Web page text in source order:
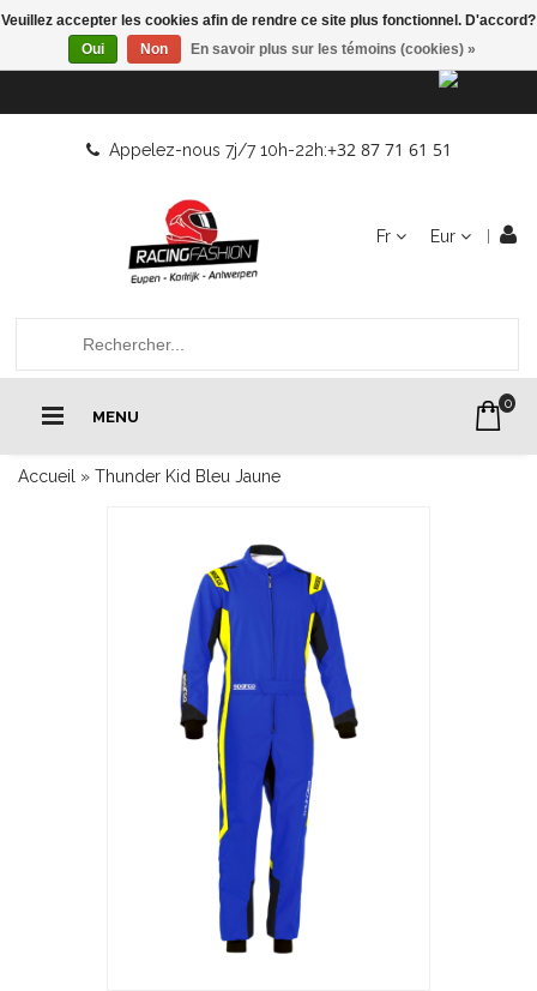
Appelez-nous 7j/7 10h-22h:+32 87 71 61 51
Fr Eur
MENU
0
Accueil » Thunder Kid Bleu Jaune
Veuillez accepter les cookies afin de rendre ce site plus fonctionnel. D'accord?
Oui
Non En savoir plus sur les témoins (cookies) »